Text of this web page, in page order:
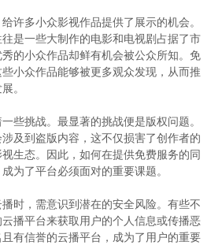
许多小众影视作品提供了展示的机会。
是一些大制作的电影和电视剧占据了市
的小众作品却鲜有机会被公众所知。免
小众作品能够被更多观众发现，从而推
。
些挑战。最显著的挑战便是版权问题。
及到盗版内容，这不仅损害了创作者的
生态。因此，如何在提供免费服务的同
为了平台必须面对的重要课题。
时，需意识到潜在的安全风险。有些不
播平台来获取用户的个人信息或传播恶
有信誉的云播平台，成为了用户的重要